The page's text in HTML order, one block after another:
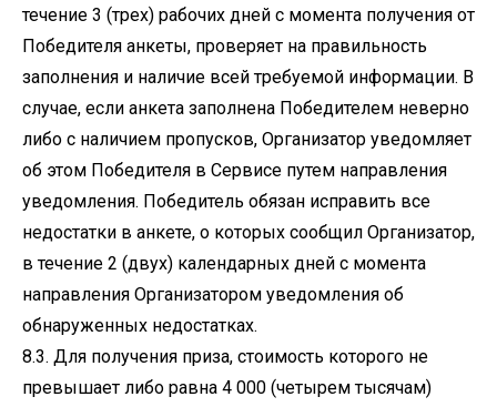
течение 3 (трех) рабочих дней с момента получения от
Победителя анкеты, проверяет на правильность
заполнения и наличие всей требуемой информации. В
случае, если анкета заполнена Победителем неверно
либо с наличием пропусков, Организатор уведомляет
об этом Победителя в Сервисе путем направления
уведомления. Победитель обязан исправить все
недостатки в анкете, о которых сообщил Организатор,
в течение 2 (двух) календарных дней с момента
направления Организатором уведомления об
обнаруженных недостатках.
8.3. Для получения приза, стоимость которого не
превышает либо равна 4 000 (четырем тысячам)